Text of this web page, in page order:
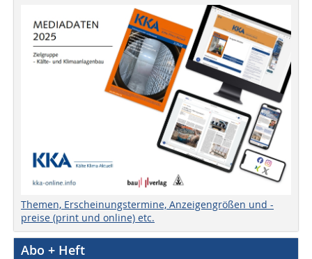
Themen, Erscheinungstermine, Anzeigengrößen und -
preise (print und online) etc.
Abo + Heft